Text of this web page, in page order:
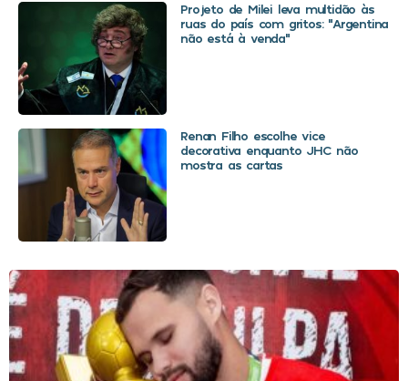
Projeto de Milei leva multidão às
ruas do país com gritos: “Argentina
não está à venda”
Renan Filho escolhe vice
decorativa enquanto JHC não
mostra as cartas